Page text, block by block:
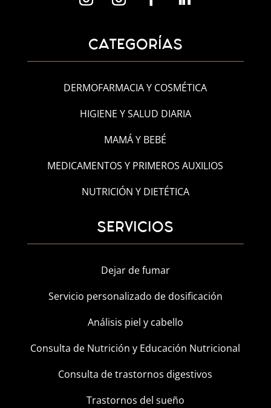
CATEGORÍAS
DERMOFARMACIA Y COSMÉTICA
HIGIENE Y SALUD DIARIA
MAMÁ Y BEBÉ
MEDICAMENTOS Y PRIMEROS AUXILIOS
NUTRICIÓN Y DIETÉTICA
SERVICIOS
Dejar de fumar
Servicio personalizado de dosificación
Análisis piel y cabello
Consulta de Nutrición y Educación Nutricional
Consulta de trastornos digestivos
Trastornos del sueño